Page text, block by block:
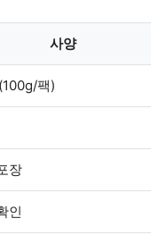
사양
팩)
장
인